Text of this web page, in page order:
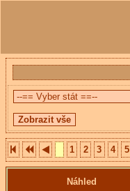
1 2 3 4 5
Náhled